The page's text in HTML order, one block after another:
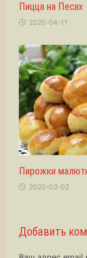
Пицца на Песах
2020-04-11
Пирожки
2020-03-02
Добавить